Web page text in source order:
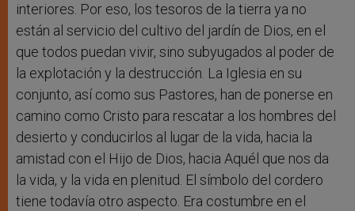
interiores. Por eso, los tesoros de la tierra ya no
están al servicio del cultivo del jardín de Dios, en el
que todos puedan vivir, sino subyugados al poder de
la explotación y la destrucción. La Iglesia en su
conjunto, así como sus Pastores, han de ponerse en
camino como Cristo para rescatar a los hombres del
desierto y conducirlos al lugar de la vida, hacia la
amistad con el Hijo de Dios, hacia Aquél que nos da
la vida, y la vida en plenitud. El símbolo del cordero
tiene todavía otro aspecto. Era costumbre en el